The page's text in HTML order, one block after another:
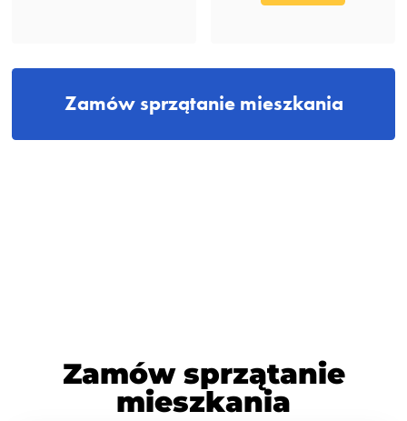
Zamów sprzątanie mieszkania
Zamów sprzątanie
mieszkania